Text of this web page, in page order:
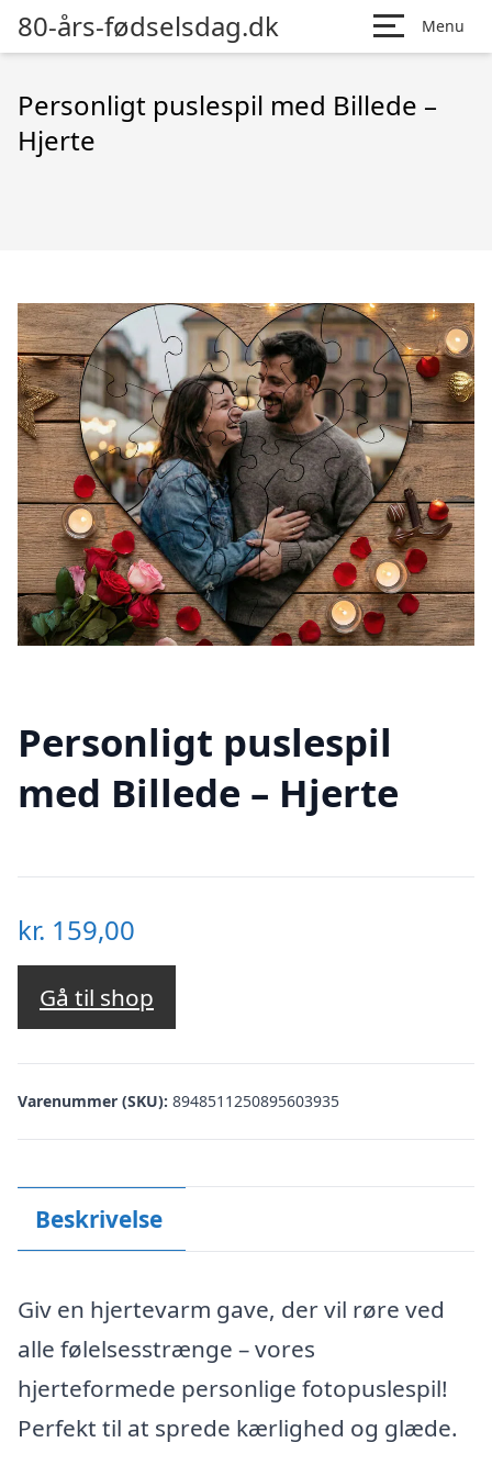
80-års-fødselsdag.dk Menu
Personligt puslespil med Billede –
Hjerte
Personligt puslespil
med Billede – Hjerte
kr. 159,00
Gå til shop
Varenummer (SKU): 8948511250895603935
Beskrivelse
Giv en hjertevarm gave, der vil røre ved
alle følelsesstrænge – vores
hjerteformede personlige fotopuslespil!
Perfekt til at sprede kærlighed og glæde.